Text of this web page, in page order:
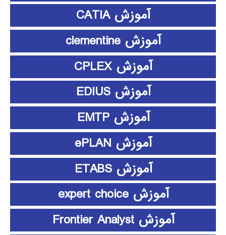
آموزش CATIA
آموزش clementine
آموزش CPLEX
آموزش EDIUS
آموزش EMTP
آموزش ePLAN
آموزش ETABS
آموزش expert choice
آموزش Frontier Analyst